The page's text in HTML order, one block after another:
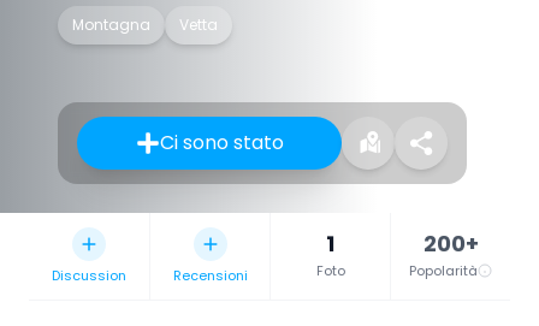
Montagna Vetta
Ci sono stato
Discussion Recensioni
1
Foto
200+
Popolarità